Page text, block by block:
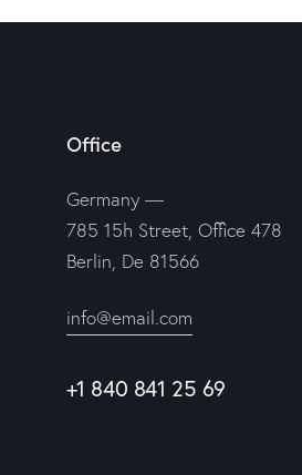
Office
Germany —
785 15h Street, Office 478
Berlin, De 81566
info@email.com
+1 840 841 25 69